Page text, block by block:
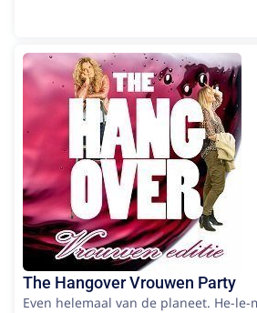
The Hangover Vrouwen Party
Even helemaal van de planeet. He-